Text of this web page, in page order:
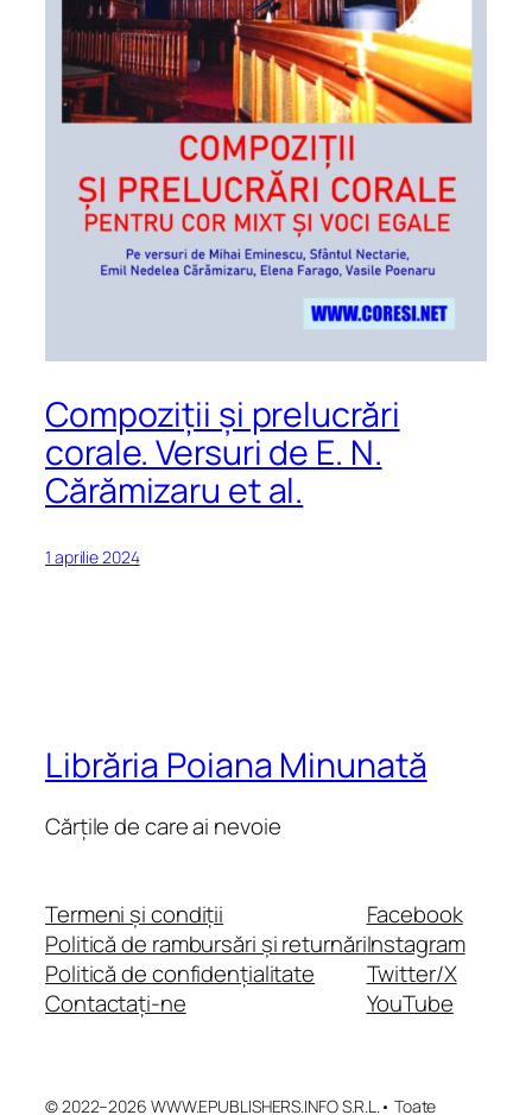
Compoziții și prelucrări
corale. Versuri de E. N.
Cărămizaru et al.
1 aprilie 2024
Librăria Poiana Minunată
Cărțile de care ai nevoie
Termeni și condiții
Politică de rambursări și returnări
Politică de confidențialitate
Contactați-ne
Facebook
Instagram
Twitter/X
YouTube
© 2022–2026 WWW.EPUBLISHERS.INFO S.R.L.• Toate